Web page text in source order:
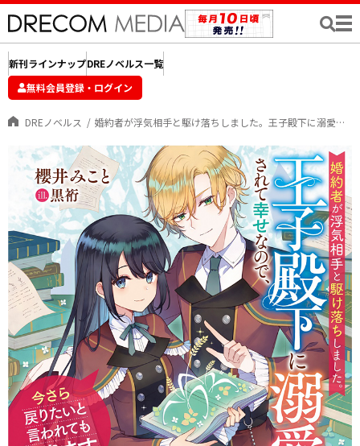
新刊ラインナップDREノベルス一覧
無料会員登録・ログイン
DREノベルス 婚約者が浮気相手と駆け落ちしました。王子殿下に溺愛されて幸せなので、今さら戻りたいと言われても困ります。